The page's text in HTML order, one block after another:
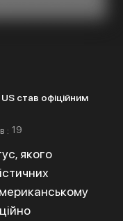
став офіційним
: 19
якого